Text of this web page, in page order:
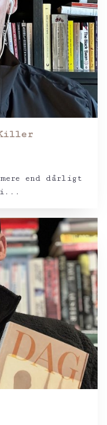
end dårligt
i...